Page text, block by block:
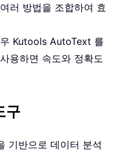
러 방법을 조합하여 효
Kutools AutoText 를
용하면 속도와 정확도
구
기반으로 데이터 분석